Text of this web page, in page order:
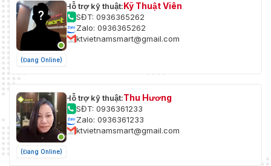
(Đang Online)
Hỗ trợ kỹ thuật:Kỹ Thuật Viên
SĐT: 0936365262
Zalo: 0936365262
ktvietnamsmart@gmail.com
(Đang Online)
Hỗ trợ kỹ thuật:Thu Hương
SĐT: 0936361233
Zalo: 0936361233
ktvietnamsmart@gmail.com